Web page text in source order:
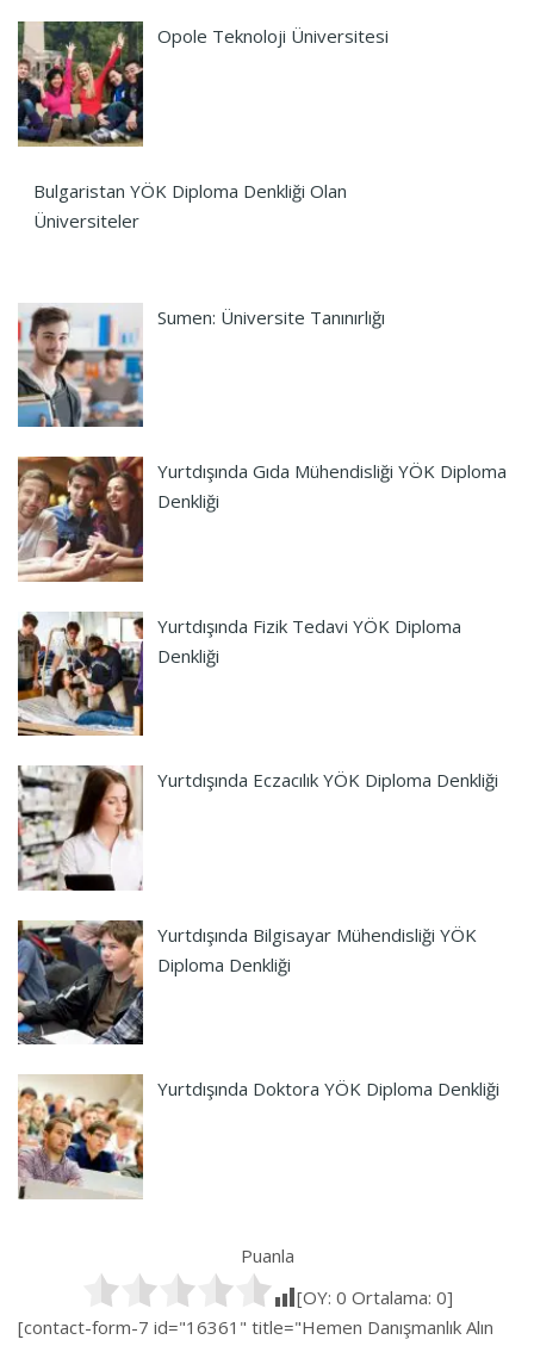
Opole Teknoloji Üniversitesi
Bulgaristan YÖK Diploma Denkliği Olan
Üniversiteler
Sumen: Üniversite Tanınırlığı
Yurtdışında Gıda Mühendisliği YÖK Diploma
Denkliği
Yurtdışında Fizik Tedavi YÖK Diploma
Denkliği
Yurtdışında Eczacılık YÖK Diploma Denkliği
Yurtdışında Bilgisayar Mühendisliği YÖK
Diploma Denkliği
Yurtdışında Doktora YÖK Diploma Denkliği
Puanla
[OY: 0 Ortalama: 0]
[contact-form-7 id="16361" title="Hemen Danışmanlık Alın